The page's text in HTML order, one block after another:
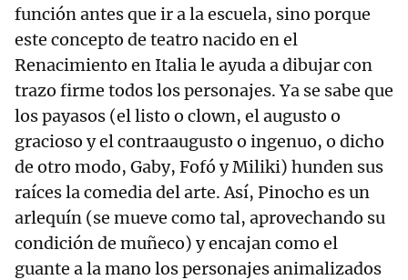
función antes que ir a la escuela, sino porque
este concepto de teatro nacido en el
Renacimiento en Italia le ayuda a dibujar con
trazo firme todos los personajes. Ya se sabe que
los payasos (el listo o clown, el augusto o
gracioso y el contraaugusto o ingenuo, o dicho
de otro modo, Gaby, Fofó y Miliki) hunden sus
raíces la comedia del arte. Así, Pinocho es un
arlequín (se mueve como tal, aprovechando su
condición de muñeco) y encajan como el
guante a la mano los personajes animalizados